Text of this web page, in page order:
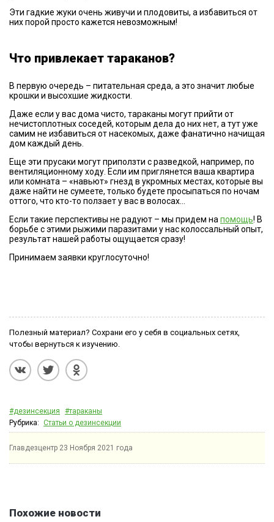
Эти гадкие жуки очень живучи и плодовиты, а избавиться от
них порой просто кажется невозможным!
Что привлекает тараканов?
В первую очередь – питательная среда, а это значит любые
крошки и высохшие жидкости.
Даже если у вас дома чисто, тараканы могут прийти от
нечистоплотных соседей, которым дела до них нет, а тут уже
самим не избавиться от насекомых, даже фанатично начищая
дом каждый день.
Еще эти прусаки могут приползти с разведкой, например, по
вентиляционному ходу. Если им приглянется ваша квартира
или комната – «навьют» гнезд в укромных местах, которые вы
даже найти не сумеете, только будете просыпаться по ночам
оттого, что кто-то ползает у вас в волосах…
Если такие перспективы не радуют – мы придем на помощь! В
борьбе с этими рыжими паразитами у нас колоссальный опыт,
результат нашей работы ощущается сразу!
Принимаем заявки круглосуточно!
Полезный материал? Сохрани его у себя в социальных сетях,
чтобы вернуться к изучению.
#дезинсекция
#тараканы
Рубрика: Статьи о дезинсекции
Главдезцентр 23 Ноября 2021 года
Похожие новости